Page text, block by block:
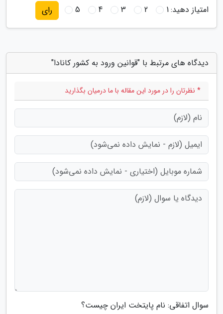
امتیاز دهید:1
2
3
4
5 رای
دیدگاه های مرتبط با "قوانین ورود به کشور کانادا"
* نظرتان را در مورد این مقاله با ما درمیان بگذارید
سوال اتفاقی: نام پایتخت ایران چیست؟